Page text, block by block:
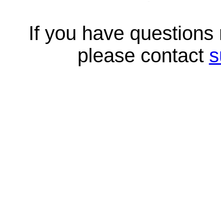
If you have
please contact